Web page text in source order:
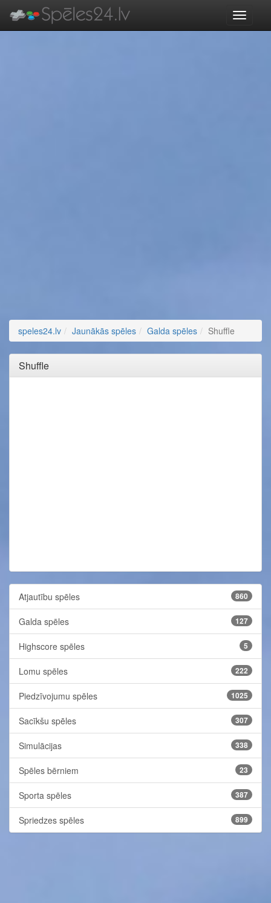
speles24.lv Jaunākās spēles Galda spēles Shuffle
Shuffle
Atjautību spēles 860
Galda spēles 127
Highscore spēles 5
Lomu spēles 222
Piedzīvojumu spēles 1025
Sacīkšu spēles 307
Simulācijas 338
Spēles bērniem 23
Sporta spēles 387
Spriedzes spēles 899